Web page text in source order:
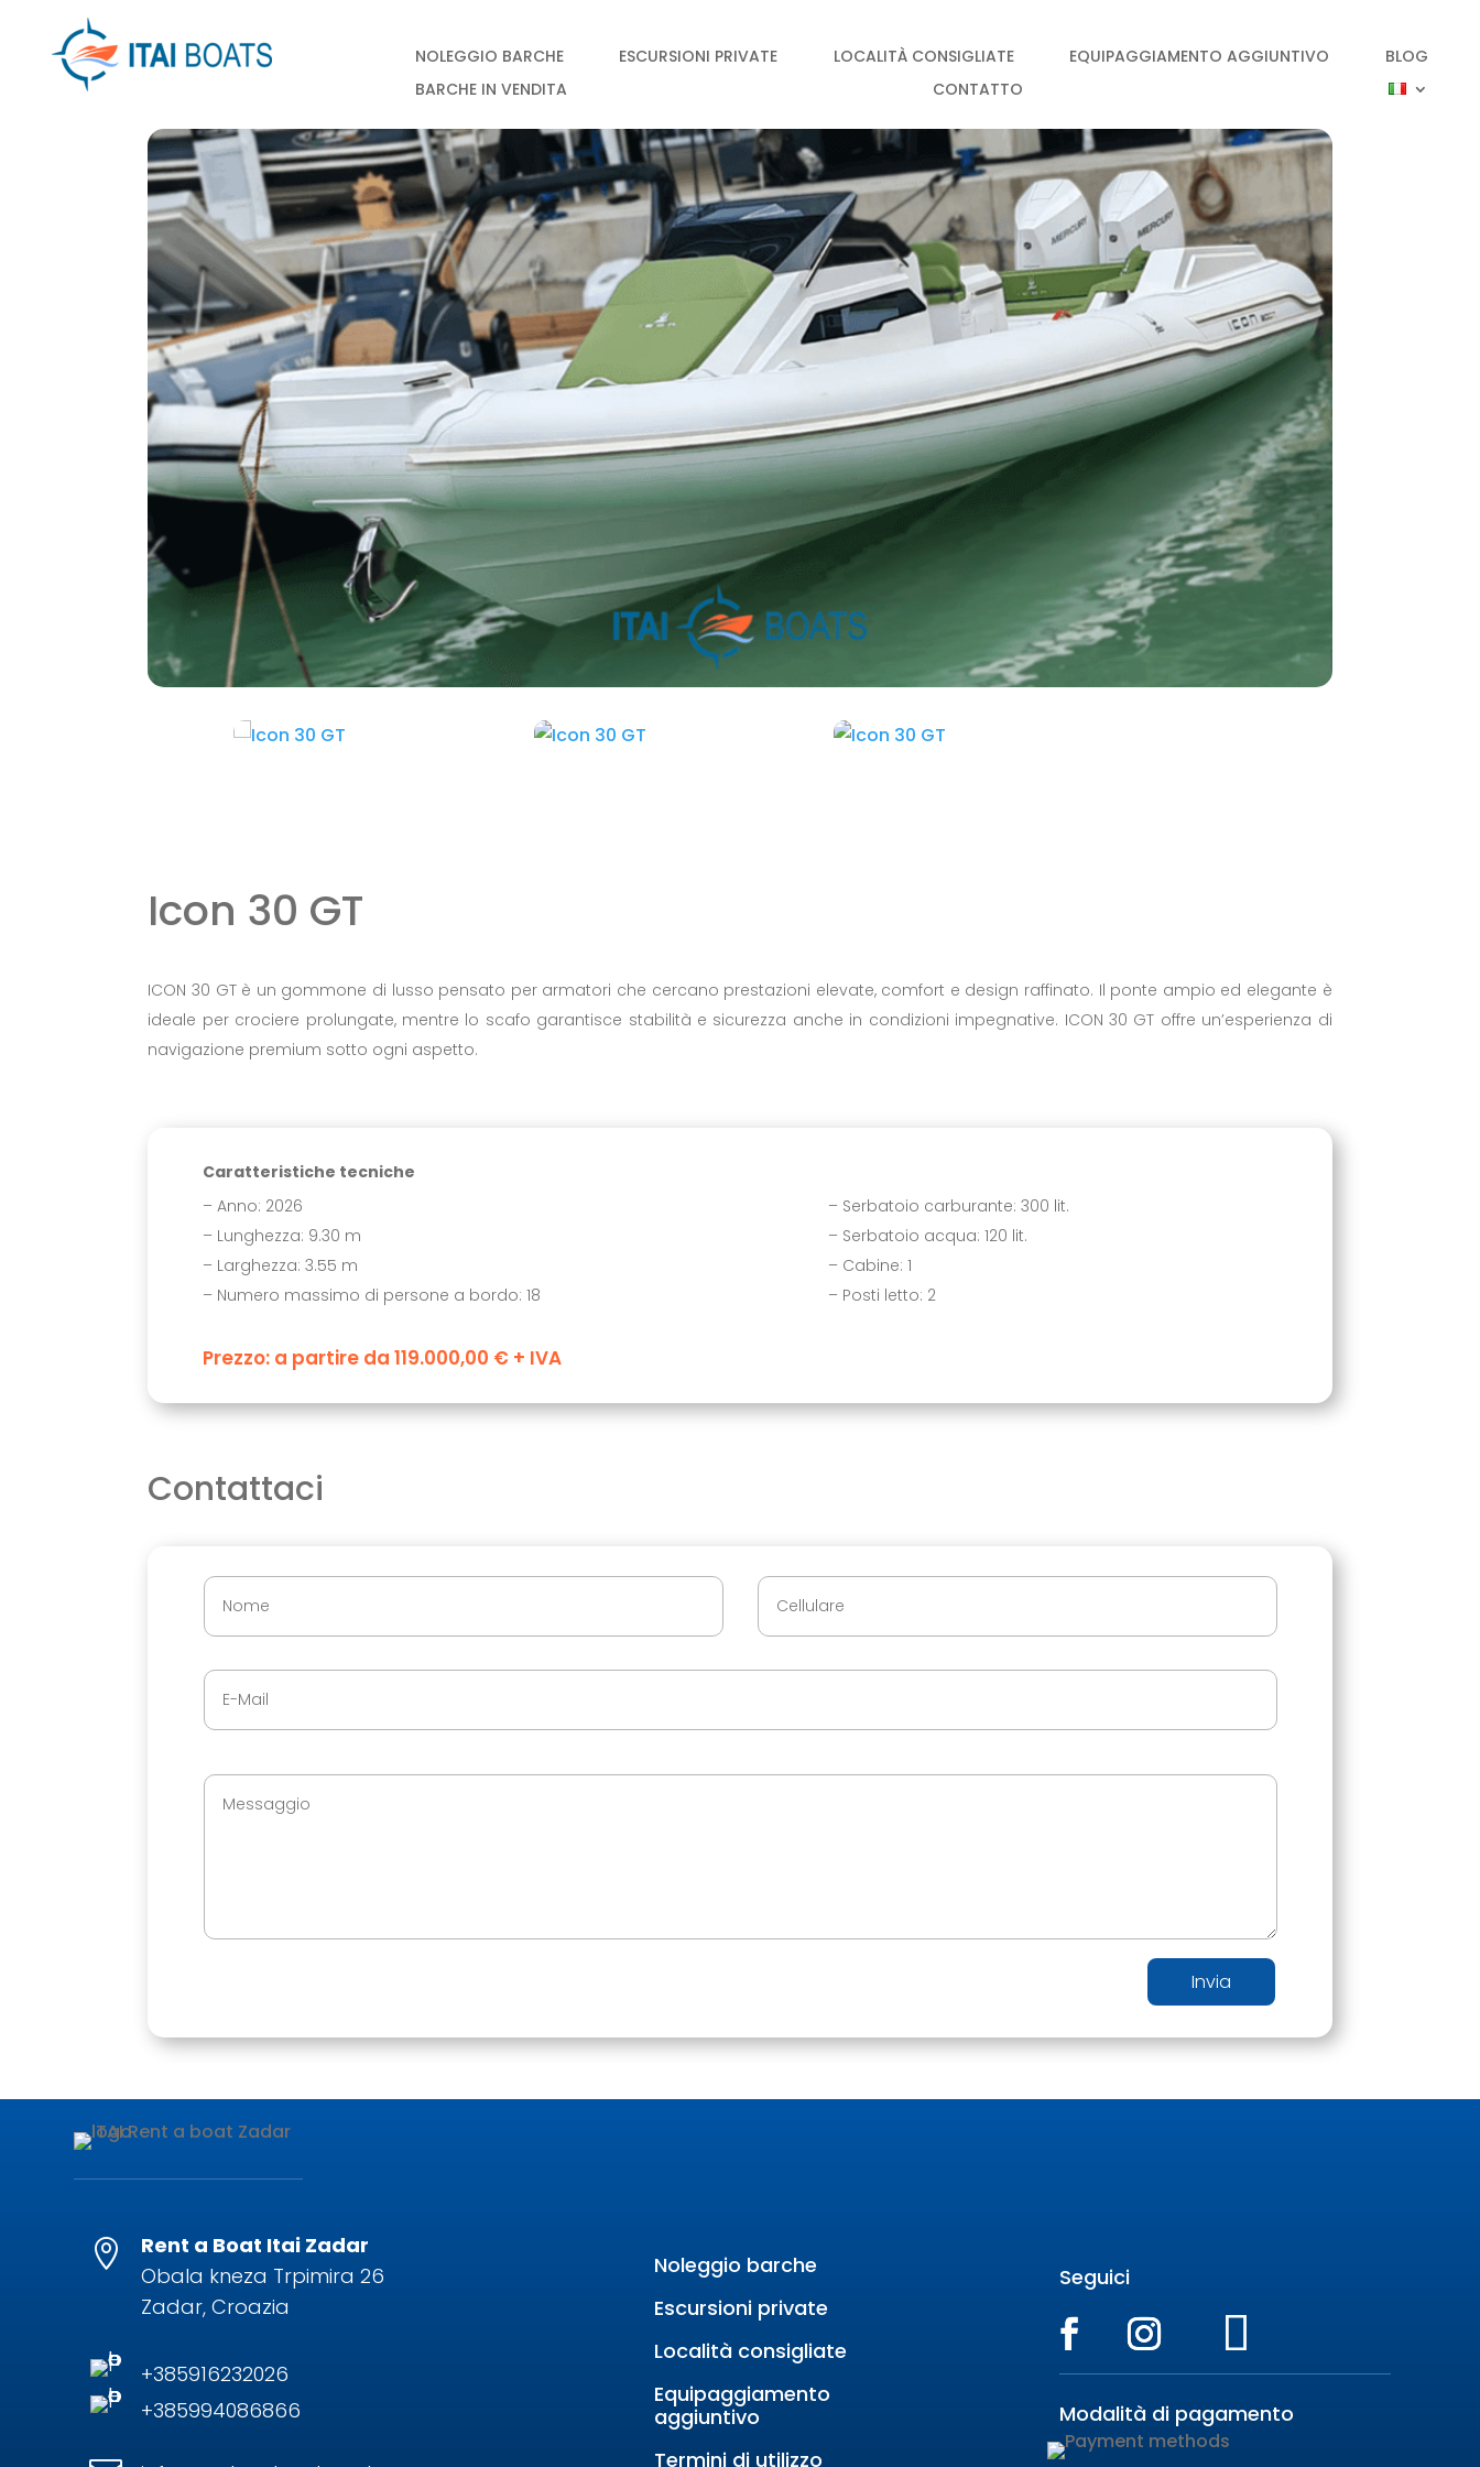
NOLEGGIO BARCHE ESCURSIONI PRIVATE LOCALITÀ CONSIGLIATE EQUIPAGGIAMENTO AGGIUNTIVO
BLOG
BARCHE IN VENDITA
CONTATTO
Icon 30 GT
ICON 30 GT è un gommone di lusso pensato per armatori che cercano prestazioni elevate, comfort e design raffinato. Il ponte ampio ed elegante è
ideale per crociere prolungate, mentre lo scafo garantisce stabilità e sicurezza anche in condizioni impegnative. ICON 30 GT offre un’esperienza di
navigazione premium sotto ogni aspetto.
Caratteristiche tecniche
– Anno: 2026
– Lunghezza: 9.30 m
– Larghezza: 3.55 m
– Numero massimo di persone a bordo: 18
Prezzo: a partire da 119.000,00 € + IVA
– Serbatoio carburante: 300 lit.
– Serbatoio acqua: 120 lit.
– Cabine: 1
– Posti letto: 2
Contattaci
Invia

Rent a Boat Itai Zadar
Obala kneza Trpimira 26
Zadar, Croazia
+385916232026
+385994086866
Noleggio barche
Escursioni private
Località consigliate
Equipaggiamento
aggiuntivo
Termini di utilizzo
Seguici
Modalità di pagamento